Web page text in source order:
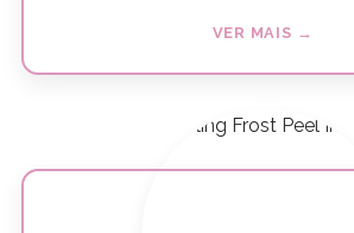
VER MAIS →